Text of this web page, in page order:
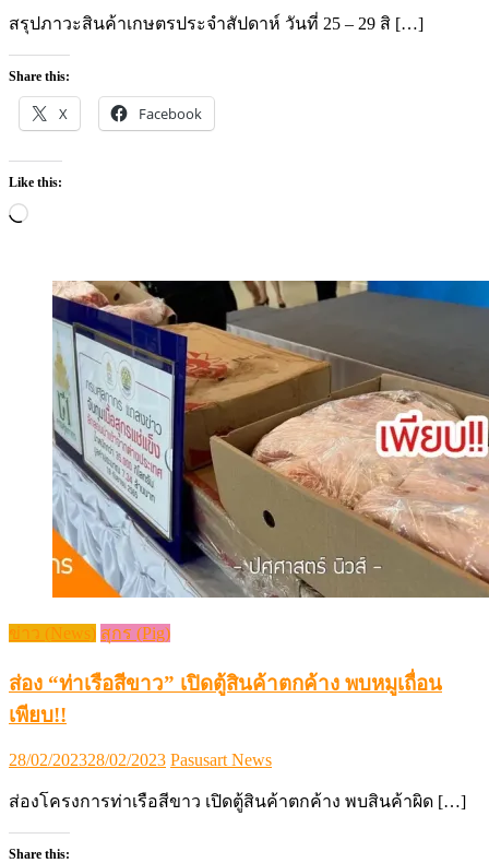
สรุปภาวะสินค้าเกษตรประจำสัปดาห์ วันที่ 25 – 29 สิ […]
Share this:
X Facebook
Like this:
Loading…
ข่าว (News) สุกร (Pig)
ส่อง “ท่าเรือสีขาว” เปิดตู้สินค้าตกค้าง พบหมูเถื่อน
เพียบ!!
Posted
28/02/202328/02/2023 Author
Pasusart News
ส่องโครงการท่าเรือสีขาว เปิดตู้สินค้าตกค้าง พบสินค้าผิด […]
Share this: